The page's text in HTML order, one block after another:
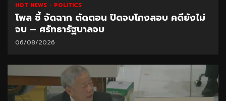
HOT NEWS POLITICS
โพล ชี้ จัดฉาก ตัดตอน ปิดจบโกงสอบ คดียังไม่
จบ – ศรัทธารัฐบาลจบ
06/08/2026